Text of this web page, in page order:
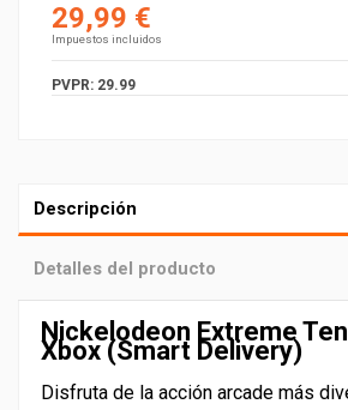
29,99 €
Impuestos incluidos
PVPR: 29.99
Descripción
Detalles del producto
Nickelodeon Extreme
Xbox (Smart Delivery)
Disfruta de la acción arcade más